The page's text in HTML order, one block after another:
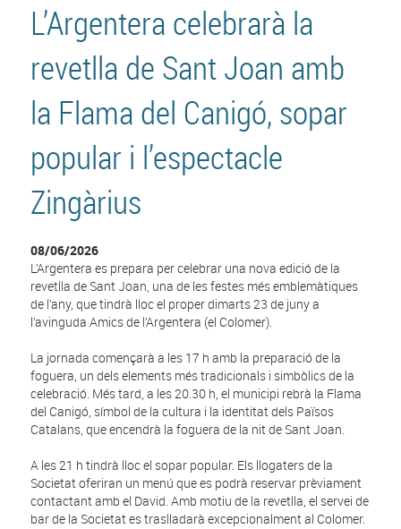
L’Argentera celebrarà la
revetlla de Sant Joan amb
la Flama del Canigó, sopar
popular i l’espectacle
Zingàrius
08/06/2026
L’Argentera es prepara per celebrar una nova edició de la
revetlla de Sant Joan, una de les festes més emblemàtiques
de l’any, que tindrà lloc el proper dimarts 23 de juny a
l’avinguda Amics de l’Argentera (el Colomer).
La jornada començarà a les 17 h amb la preparació de la
foguera, un dels elements més tradicionals i simbòlics de la
celebració. Més tard, a les 20.30 h, el municipi rebrà la Flama
del Canigó, símbol de la cultura i la identitat dels Països
Catalans, que encendrà la foguera de la nit de Sant Joan.
A les 21 h tindrà lloc el sopar popular. Els llogaters de la
Societat oferiran un menú que es podrà reservar prèviament
contactant amb el David. Amb motiu de la revetlla, el servei de
bar de la Societat es traslladarà excepcionalment al Colomer.